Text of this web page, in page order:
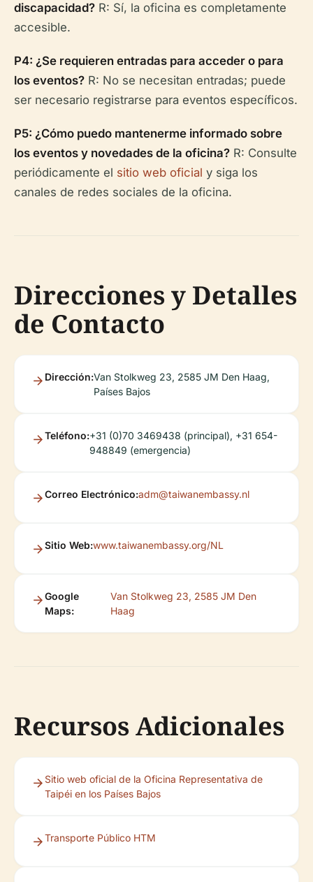
discapacidad? R: Sí, la oficina es completamente
accesible.
P4: ¿Se requieren entradas para acceder o para
los eventos? R: No se necesitan entradas; puede
ser necesario registrarse para eventos específicos.
P5: ¿Cómo puedo mantenerme informado sobre
los eventos y novedades de la oficina? R: Consulte
periódicamente el sitio web oficial y siga los
canales de redes sociales de la oficina.
Direcciones y Detalles
de Contacto
Dirección:Van Stolkweg 23, 2585 JM Den Haag,
Países Bajos
Teléfono:+31 (0)70 3469438 (principal), +31 654-
948849 (emergencia)
Correo Electrónico:adm@taiwanembassy.nl
Sitio Web:www.taiwanembassy.org/NL
Google
Maps:
Van Stolkweg 23, 2585 JM Den
Haag
Recursos Adicionales
Sitio web oficial de la Oficina Representativa de
Taipéi en los Países Bajos
Transporte Público HTM